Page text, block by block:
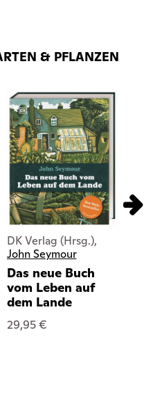
& PFLANZEN
DK Verlag (Hrsg.),
John Seymour
Das neue Buch
vom Leben auf
dem Lande
29,95 €